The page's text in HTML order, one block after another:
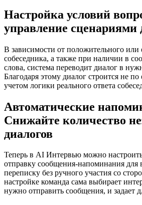
Настройка условий
управление сценариями
В зависимости от положительного или
собеседника, а также при наличии в
слова, система переводит диалог в
Благодаря этому диалог строится не
учетом логики реального ответа
Автоматические
Снижайте количество
диалогов
Теперь в AI Интервью можно
отправку сообщения-напоминания для
переписку без ручного участия со
настройке команда сама выбирает
нужно отправить сообщения, и задает